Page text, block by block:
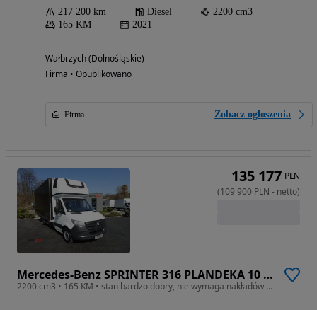
217 200 km Diesel
2200 cm3
165 KM
2021
Wałbrzych (Dolnośląskie)
Firma • Opublikowano
Firma Zobacz ogłoszenia
Mercedes-Benz SPRINTER 316 PLANDEKA 10 PALET WEBASTO KLIMATYZACJA 165KM
2200 cm3 • 165 KM • stan bardzo dobry, nie wymaga nakładów finansowcyh, dostępny od ręki
135 177 PLN
(109 900 PLN - netto)